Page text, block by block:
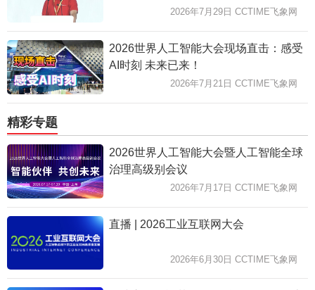
2026年7月29日 CCTIME飞象网
2026世界人工智能大会现场直击：感受
AI时刻 未来已来！
2026年7月21日 CCTIME飞象网
精彩专题
2026世界人工智能大会暨人工智能全球
治理高级别会议
2026年7月17日 CCTIME飞象网
直播 | 2026工业互联网大会
2026年6月30日 CCTIME飞象网